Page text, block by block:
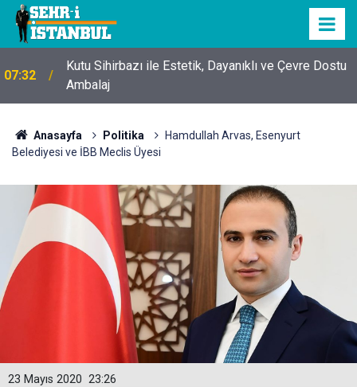
07:32
Kutu Sihirbazı ile Estetik, Dayanıklı ve Çevre Dostu
Ambalaj
Anasayfa Politika
Hamdullah Arvas, Esenyurt
Belediyesi ve İBB Meclis Üyesi
23:26
23 Mayıs 2020